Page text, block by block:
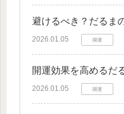
避けるべき？だるま
2026.01.05 開運
開運効果を高めるだ
2026.01.05 開運